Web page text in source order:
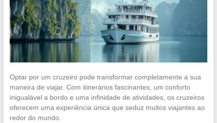
Optar por um cruzeiro pode transformar completamente a sua
maneira de viajar. Com itinerários fascinantes, um conforto
inigualável a bordo e uma infinidade de atividades, os cruzeiros
oferecem uma experiência única que seduz muitos viajantes ao
redor do mundo.